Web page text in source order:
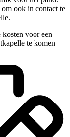
ook in contact te
kosten voor een
te komen